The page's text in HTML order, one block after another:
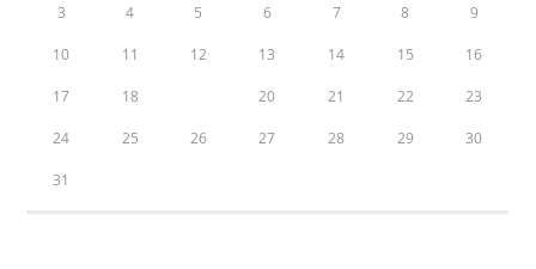
3 4 5 6 7 8 9
10 11 12 13 14 15 16
17 18 20 21 22 23
24 25 26 27 28 29 30
31